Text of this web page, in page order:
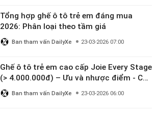
Tổng hợp ghế ô tô trẻ em đáng mua
2026: Phân loại theo tầm giá
Ban tham vấn DailyXe 23-03-2026 07:00
Ghế ô tô trẻ em cao cấp Joie Every Stage
(> 4.000.000đ) – Ưu và nhược điểm - Có
đáng đầu tư cho bé từ 0–12 tuổi?
Ban tham vấn DailyXe 23-03-2026 06:00